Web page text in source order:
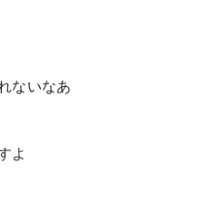
ないなあ
よ